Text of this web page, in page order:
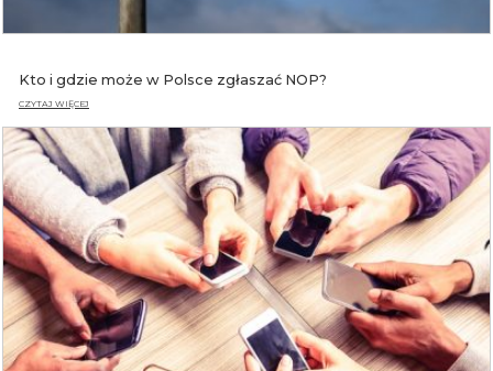
Kto i gdzie może w Polsce zgłaszać NOP?
CZYTAJ WIĘCEJ